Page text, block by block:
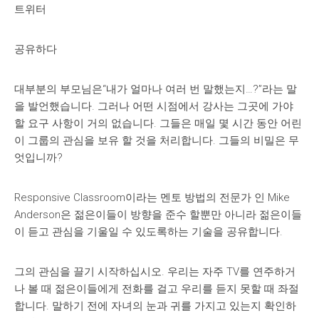
트위터
공유하다
대부분의 부모님은“내가 얼마나 여러 번 말했는지…?”라는 말
을 발언했습니다. 그러나 어떤 시점에서 강사는 그곳에 가야
할 요구 사항이 거의 없습니다. 그들은 매일 몇 시간 동안 어린
이 그룹의 관심을 보유 할 것을 처리합니다. 그들의 비밀은 무
엇입니까?
Responsive Classroom이라는 멘토 방법의 전문가 인 Mike
Anderson은 젊은이들이 방향을 준수 할뿐만 아니라 젊은이들
이 듣고 관심을 기울일 수 있도록하는 기술을 공유합니다.
그의 관심을 끌기 시작하십시오. 우리는 자주 TV를 연주하거
나 볼 때 젊은이들에게 전화를 걸고 우리를 듣지 못할 때 좌절
합니다. 말하기 전에 자녀의 눈과 귀를 가지고 있는지 확인하